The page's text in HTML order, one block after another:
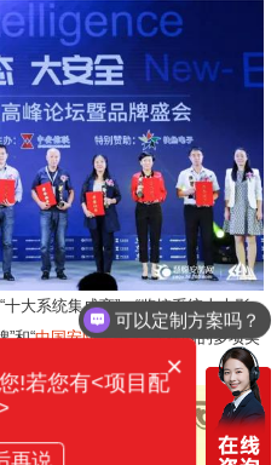
大系统集成商”、“监控系统十大影
”和“中国安防金牛奖”等在内的多项奖
可以定制方案吗？
×
!若您有<项目配